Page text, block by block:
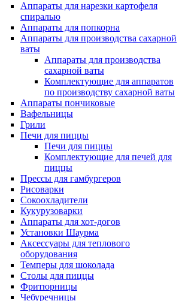
Аппараты для нарезки картофеля
спиралью
Аппараты для попкорна
Аппараты для производства сахарной
ваты
Аппараты для производства
сахарной ваты
Комплектующие для аппаратов
по производству сахарной ваты
Аппараты пончиковые
Вафельницы
Грили
Печи для пиццы
Печи для пиццы
Комплектующие для печей для
пиццы
Прессы для гамбургеров
Рисоварки
Сокоохладители
Кукурузоварки
Аппараты для хот-догов
Установки Шаурма
Аксессуары для теплового
оборудования
Темперы для шоколада
Столы для пиццы
Фритюрницы
Чебуречницы